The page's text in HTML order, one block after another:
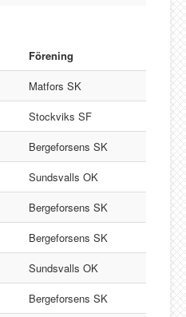
Förening
Matfors SK
Stockviks SF
Bergeforsens SK
Sundsvalls OK
Bergeforsens SK
Bergeforsens SK
Sundsvalls OK
Bergeforsens SK